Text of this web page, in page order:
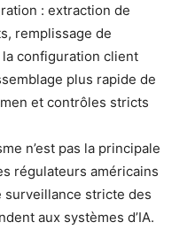
: extraction de
remplissage de
configuration client
plus rapide de
et contrôles stricts
n’est pas la principale
régulateurs américains
stricte des
aux systèmes d’IA.